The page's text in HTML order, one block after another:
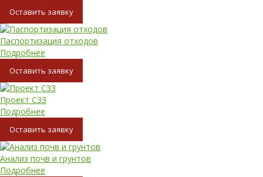
Oставить заявку
Паспортизация отходов
Подробнее
Oставить заявку
Проект СЗЗ
Подробнее
Oставить заявку
Анализ почв и грунтов
Подробнее